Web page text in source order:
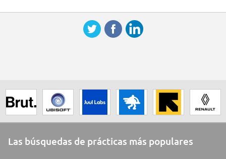
Las búsquedas de prácticas más populares